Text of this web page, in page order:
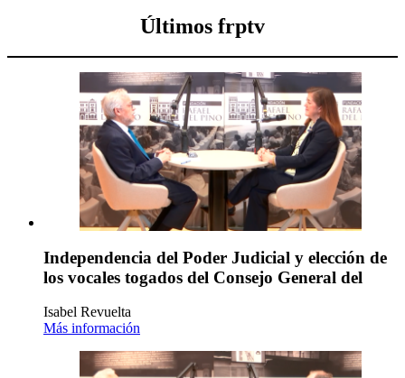
Últimos frptv
Independencia del Poder Judicial y elección de
los vocales togados del Consejo General del
Isabel Revuelta
Más información